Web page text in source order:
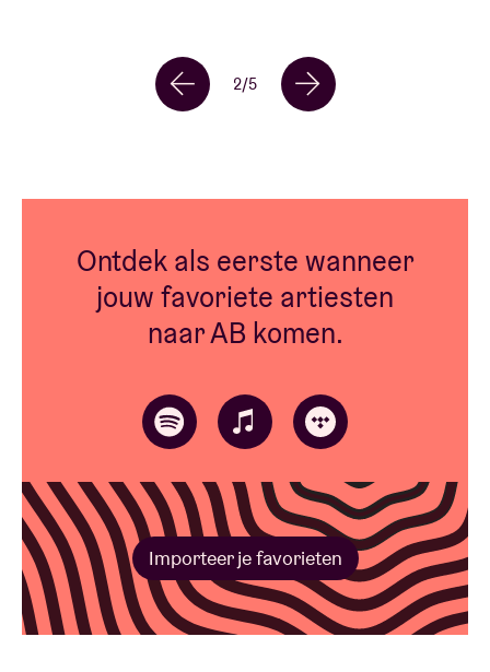
2/5
Ontdek als eerste wanneer
jouw favoriete artiesten
naar AB komen.
Importeer je favorieten